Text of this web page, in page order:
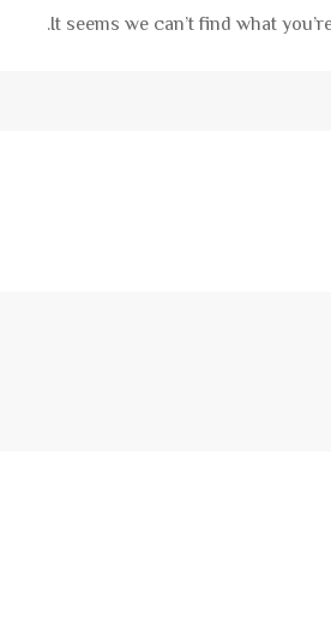
It seems we can’t find what